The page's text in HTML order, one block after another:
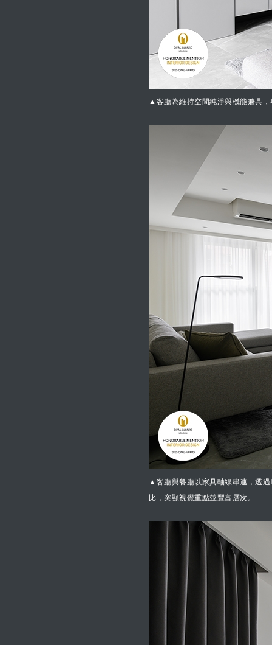
▲客廳為維持空間純淨與機能兼具
▲客廳與餐廳以家具軸線串連，透
比，突顯視覺重點並豐富層次。